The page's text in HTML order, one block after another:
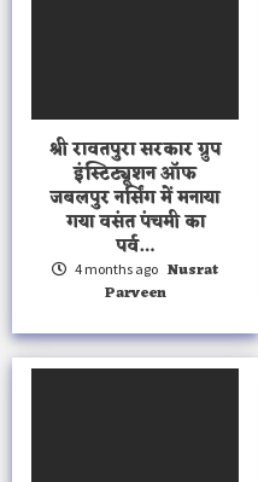
श्री रावतपुरा सरकार ग्रुप
इंस्टिट्यूशन ऑफ
जबलपुर नर्सिंग में मनाया
गया वसंत पंचमी का
पर्व…
4 months ago Nusrat
Parveen